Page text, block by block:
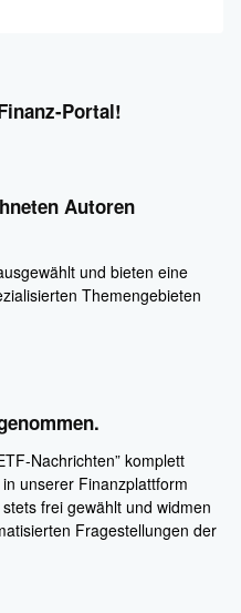
Portal!
Autoren
und bieten eine
Themengebieten
Nachrichten” komplett
unserer Finanzplattform
frei gewählt und widmen
Fragestellungen der